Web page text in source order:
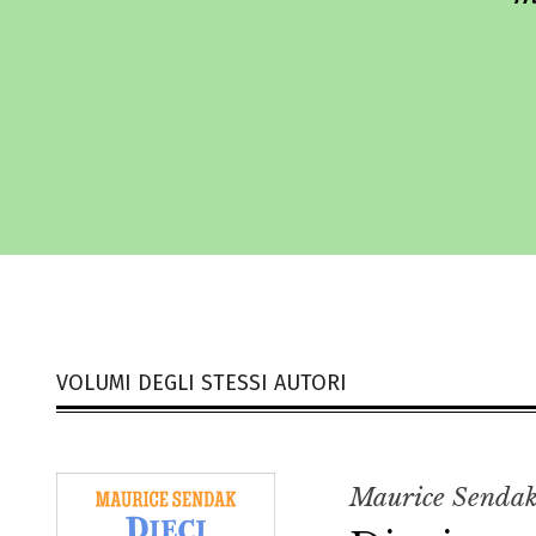
VOLUMI DEGLI STESSI AUTORI
Maurice